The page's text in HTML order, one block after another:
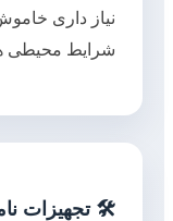
نیاز داری
شرایط محیطی
🛠️ تجهیزات